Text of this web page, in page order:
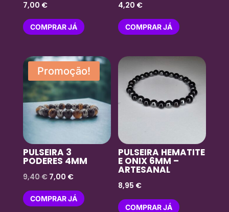
7,00 €
COMPRAR JÁ
4,20 €
COMPRAR JÁ
Promoção!
PULSEIRA 3
PODERES 4MM
9,40€ O
preço
original
7,00 €O
preço
atual
COMPRAR JÁ
PULSEIRA HEMATITE
E ONIX 6MM –
ARTESANAL
8,95 €
COMPRAR JÁ